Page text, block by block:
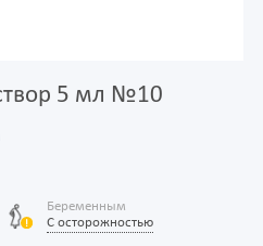
5 мл №10
Беременным
С осторожностью